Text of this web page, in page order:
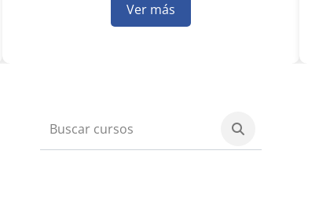
Ver más
Buscar cursos